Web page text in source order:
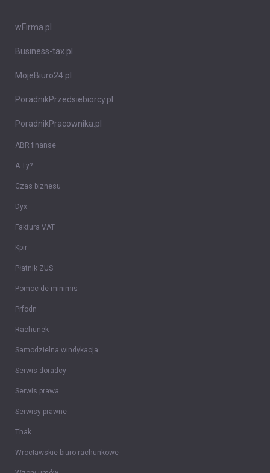
wFirma.pl
Business-tax.pl
MojeBiuro24.pl
PoradnikPrzedsiebiorcy.pl
PoradnikPracownika.pl
ABR finanse
A Ty?
Czas biznesu
Dyx
Faktura VAT
Kpir
Płatnik ZUS
Pomoc de minimis
Prfodn
Rachunek
Samodzielna windykacja
Serwis doradcy
Serwis prawa
Serwisy prawne
Thak
Wrocławskie biuro rachunkowe